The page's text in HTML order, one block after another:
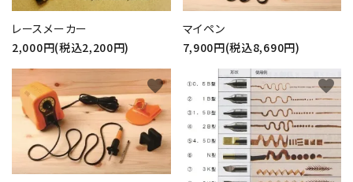
レースメーカー
2,000円(税込2,200円)
マイペン
7,900円(税込8,690円)
favorite favorite